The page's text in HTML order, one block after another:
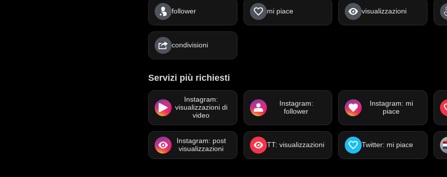
follower mi piace visualizzazioni
condivisioni
Servizi più richiesti
Instagram:
visualizzazioni di
video
Instagram:
follower
Instagram: mi
piace
Instagram: post
visualizzazioni
TT: visualizzazioni Twitter: mi piace